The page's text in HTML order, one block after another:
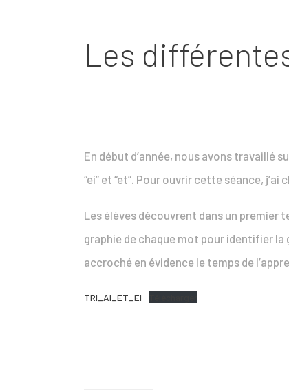
Les
En début d’année, nous avons travaillé
“ei” et “et”. Pour ouvrir cette séance,
Les élèves découvrent dans un premier
graphie de chaque mot pour identifier la
accroché en évidence le temps de
TRI_AI_ET_EI